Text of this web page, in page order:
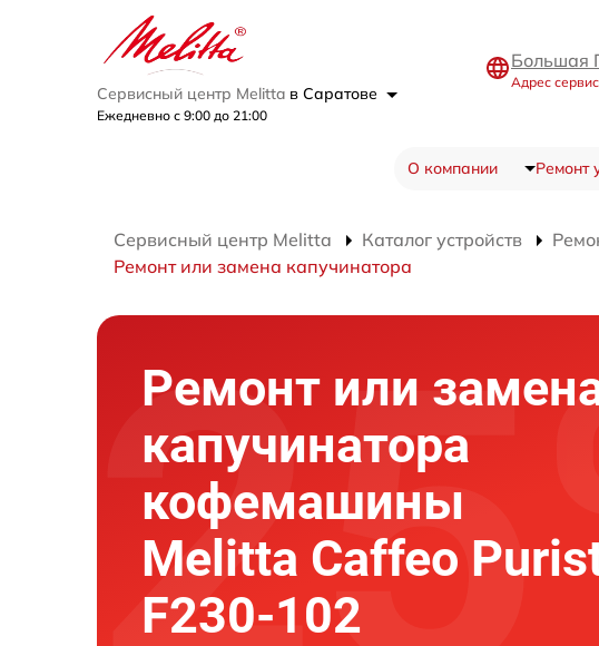
Сервисный центр Melitta в Саратове
Ежедневно с 9:00 до 21:00
Большая
Адрес
О компании Ремонт
Сервисный центр Melitta Каталог устройств
Ремонт или замена капучинатора
Ремонт или
капучинатора
кофемашины
Melitta Caffeo
F230-102